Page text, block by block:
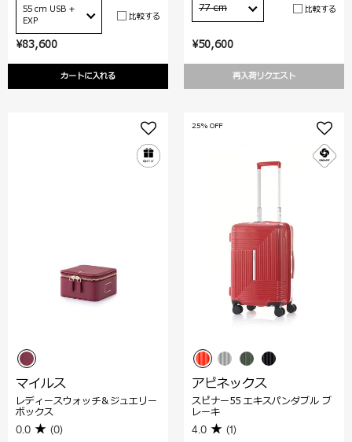
¥83,600
カートに入れる
55 cm USB +
EXP
比較する
¥50,600
再入荷リクエスト
77 cm 比較する
マイルス
レディースウォッチ＆ジュエリー
ボックス
0.0 (0)
25% OFF
アピネックス
スピナー55 エキスパンダブル ブ
レーキ
4.0 (1)